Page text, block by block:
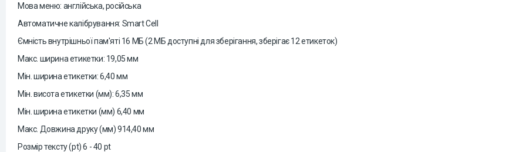
Мова меню: англійська, російська
Автоматичне калібрування: Smart Cell
Ємність внутрішньої пам'яті 16 МБ (2 МБ доступні для зберігання, зберігає 12 етикеток)
Макс. ширина етикетки: 19,05 мм
Мін. ширина етикетки: 6,40 мм
Мін. висота етикетки (мм): 6,35 мм
Мін. ширина етикетки (мм) 6,40 мм
Макс. Довжина друку (мм) 914,40 мм
Розмір тексту (pt) 6 - 40 pt